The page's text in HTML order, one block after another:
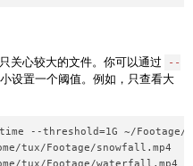
关心较大的文件。你可以通过
--
设置一个阈值。例如，只查看大
--threshold=1G ~/Footage/
tux/Footage/snowfall.mp4